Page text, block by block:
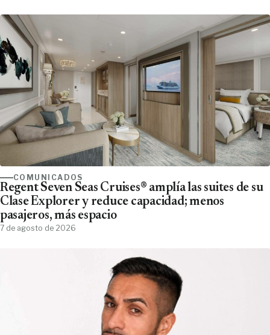
COMUNICADOS
Regent Seven Seas Cruises® amplía las suites de su
Clase Explorer y reduce capacidad; menos
pasajeros, más espacio
7 de agosto de 2026